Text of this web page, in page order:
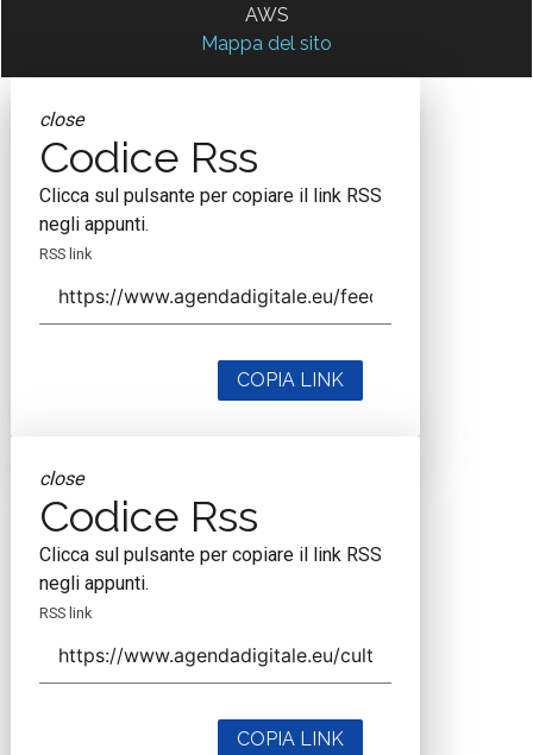
AWS
Mappa del sito
close
Codice Rss
Clicca sul pulsante per copiare il link RSS
negli appunti.
RSS link
COPIA LINK
close
Codice Rss
Clicca sul pulsante per copiare il link RSS
negli appunti.
RSS link
COPIA LINK